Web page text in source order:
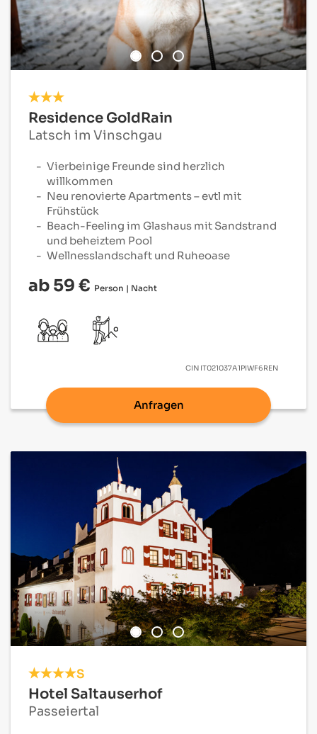
Residence GoldRain
Latsch im Vinschgau
Vierbeinige Freunde sind herzlich
willkommen
Neu renovierte Apartments – evtl mit
Frühstück
Beach-Feeling im Glashaus mit Sandstrand
und beheiztem Pool
Wellnesslandschaftund Ruheoase
ab 59 € Person | Nacht
CIN IT021037A1PIWF6REN
Anfragen
S
Hotel Saltauserhof
Passeiertal